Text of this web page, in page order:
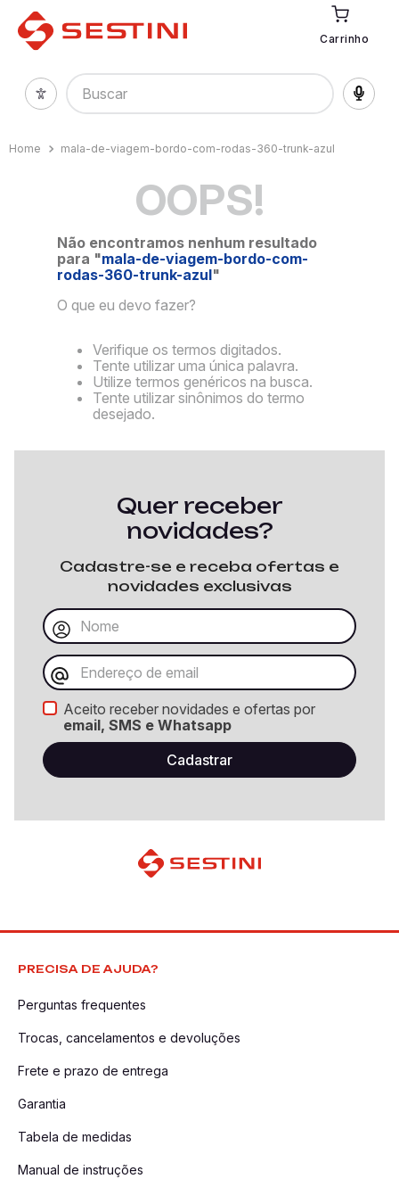
Carrinho
Buscar
mala-de-viagem-bordo-com-rodas-360-trunk-azul
OOPS!
Não encontramos nenhum resultado
para "mala-de-viagem-bordo-com-
rodas-360-trunk-azul"
O que eu devo fazer?
Verifique os termos digitados.
Tente utilizar uma única palavra.
Utilize termos genéricos na busca.
Tente utilizar sinônimos do termo
desejado.
Quer receber
novidades?
Cadastre-se e receba ofertas e
novidades exclusivas
Aceito receber novidades e ofertas por
email, SMS e Whatsapp
PRECISA DE AJUDA?
Perguntas frequentes
Trocas, cancelamentos e devoluções
Frete e prazo de entrega
Garantia
Tabela de medidas
Manual de instruções